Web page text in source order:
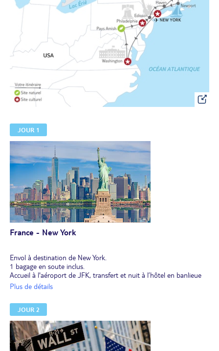
JOUR 1
France - New York
Envol à destination de New York.
1 bagage en soute inclus.
Accueil à l'aéroport de JFK, transfert et nuit à l’hôtel en banlieue
de New York.
Transfert possible depuis l'aéroport de Newark (EWR) avec un
supplément de 130 €/personne (min 2 passagers). Nous contacter.
Plus de détails
JOUR 2